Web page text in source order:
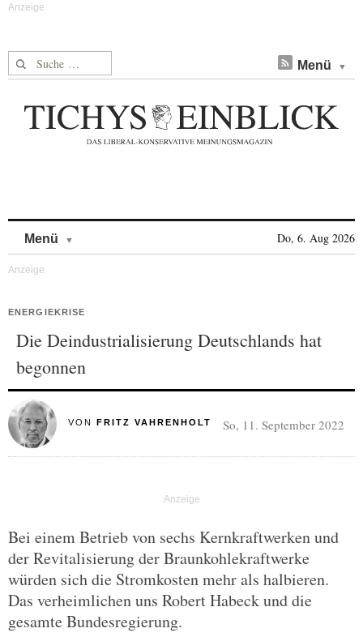
Suche nach: Menü
Menü Do, 6. Aug 2026
ENERGIEKRISE
Die Deindustrialisierung Deutschlands hat
begonnen
VON FRITZ VAHRENHOLT So, 11. September 2022
Bei einem Betrieb von sechs Kernkraftwerken und
der Revitalisierung der Braunkohlekraftwerke
würden sich die Stromkosten mehr als halbieren.
Das verheimlichen uns Robert Habeck und die
gesamte Bundesregierung.